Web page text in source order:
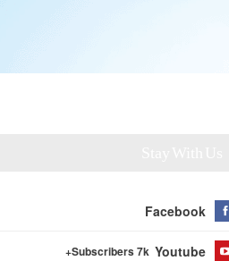
Facebook
Youtube
Subscribers 7k+